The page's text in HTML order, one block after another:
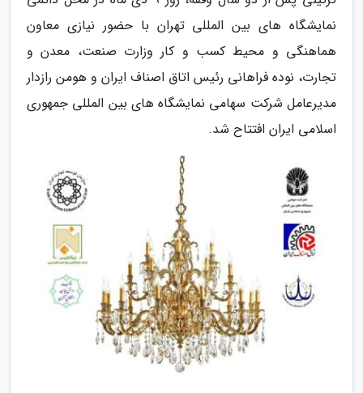
نمایشگاه های بین المللی تهران با حضور نیازی معاون
هماهنگی و محیط کسب و کار وزارت صنعت، معدن و
تجارت، نوده فراهانی رئیس اتاق اصناف ایران و هومن رازدار
مدیرعامل شرکت سهامی نمایشگاه های بین المللی جمهوری
اسلامی ایران افتتاح شد.